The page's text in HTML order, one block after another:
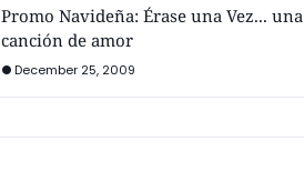
Promo Navideña: Érase una Vez... una
canción de amor
December 25, 2009